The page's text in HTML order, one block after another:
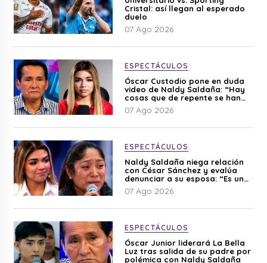
Cristal: así llegan al esperado
duelo
07 Ago 2026
ESPECTÁCULOS
Óscar Custodio pone en duda
video de Naldy Saldaña: “Hay
cosas que de repente se han
editado”
07 Ago 2026
ESPECTÁCULOS
Naldy Saldaña niega relación
con César Sánchez y evalúa
denunciar a su esposa: “Es una
difamación”
07 Ago 2026
ESPECTÁCULOS
Óscar Junior liderará La Bella
Luz tras salida de su padre por
polémica con Naldy Saldaña